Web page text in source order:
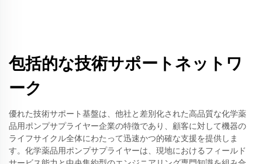
包括的な技術サポートネットワ
ーク
優れた技術サポート基盤は、他社と差別化された高品質な化学薬
品用ポンプサプライヤー企業の特徴であり、顧客に対して機器の
ライフサイクル全体にわたって迅速かつ的確な支援を提供しま
す。化学薬品用ポンプサプライヤーは、現地におけるフィールド